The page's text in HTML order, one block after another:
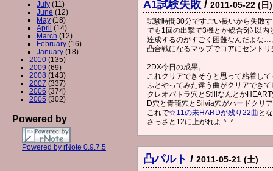
A1試験失敗 / 2011-05-22 (日)
試験時間30分ですごい長いから失敗
でも1回の出撃で3機とか総合5位以
達成するのがすごく困難なんだよな…
凸合戦になるマップでコアにセント
2DX今日の成果。
これクリアできそうと思って粘着し
ふとやってみた違う曲がクリアでき
クレオパトラ穴とStillなんとか
D穴と青龍穴とSilvia穴がハードクリ
これで☆11の未HARDが残り22曲 と
さっさと12に上がれよ＾＾
凸パルト / 2011-05-21 (土)
July (11)
June (12)
May (18)
April (14)
March (12)
February (16)
January (18)
2010 (135)
2009 (69)
2008 (143)
2007 (337)
2006 (374)
2005 (302)
Powered by
Powered by rNote 0.9.7.5